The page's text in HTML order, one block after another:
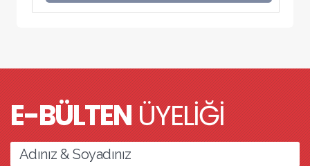
E-BÜLTENÜYELİĞİ